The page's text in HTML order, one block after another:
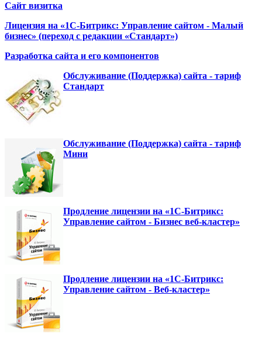
Сайт визитка
Лицензия на «1С-Битрикс: Управление сайтом - Малый
бизнес» (переход с редакции «Стандарт»)
Разработка сайта и его компонентов
Обслуживание (Поддержка) сайта - тариф
Стандарт
Обслуживание (Поддержка) сайта - тариф
Мини
Продление лицензии на «1С-Битрикс:
Управление сайтом - Бизнес веб-кластер»
Продление лицензии на «1С-Битрикс:
Управление сайтом - Веб-кластер»